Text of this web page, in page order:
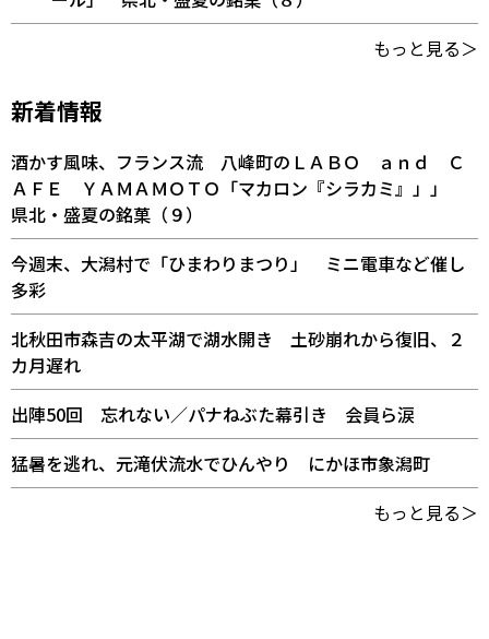
もっと見る＞
新着情報
酒かす風味、フランス流 八峰町のＬＡＢＯ ａｎｄ Ｃ
ＡＦＥ ＹＡＭＡＭＯＴＯ「マカロン『シラカミ』」」
県北・盛夏の銘菓（９）
今週末、大潟村で「ひまわりまつり」 ミニ電車など催し
多彩
北秋田市森吉の太平湖で湖水開き 土砂崩れから復旧、２
カ月遅れ
出陣50回 忘れない／パナねぶた幕引き 会員ら涙
猛暑を逃れ、元滝伏流水でひんやり にかほ市象潟町
もっと見る＞